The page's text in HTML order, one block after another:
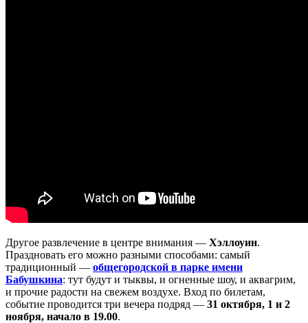
Другое развлечение в центре внимания — Хэллоуин.
Праздновать его можно разными способами: самый
традиционный — общегородской в парке имени
Бабушкина: тут будут и тыквы, и огненные шоу, и аквагрим,
и прочие радости на свежем воздухе. Вход по билетам,
событие проводится три вечера подряд — 31 октября, 1 и 2
ноября, начало в 19.00.